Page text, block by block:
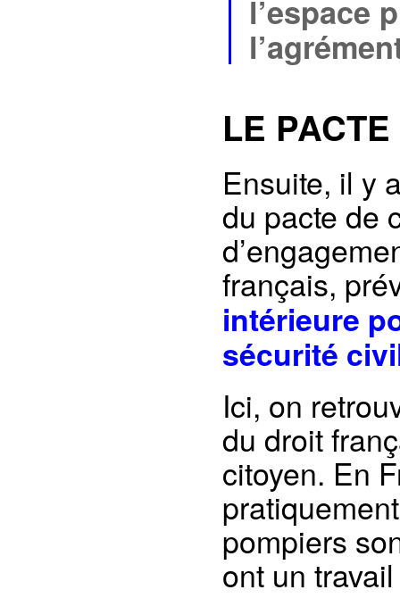
l’espace
LE
Ensuite, il y
du pacte de
français,
intérieure
sécurité
Ici, on
du droit
citoyen. En
pompiers
ont un